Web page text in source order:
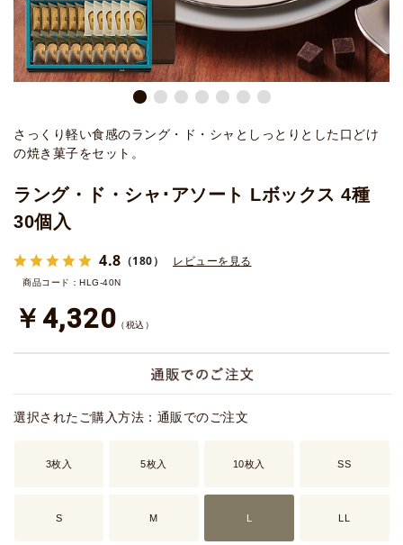
さっくり軽い食感のラング・ド・シャとしっとりとした口どけ
の焼き菓子をセット。
ラング・ド・シャ･アソート Lボックス 4種
30個入
4.8 （180） レビューを見る
商品コード：HLG-40N
￥4,320 （税込）
選択されたご購入方法：通販でのご注文
3枚入 5枚入 10枚入 SS
S M L LL